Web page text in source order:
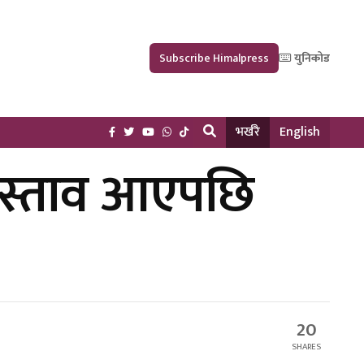
Subscribe Himalpress युनिकोड
भर्खरै English
आएपछि
20
SHARES